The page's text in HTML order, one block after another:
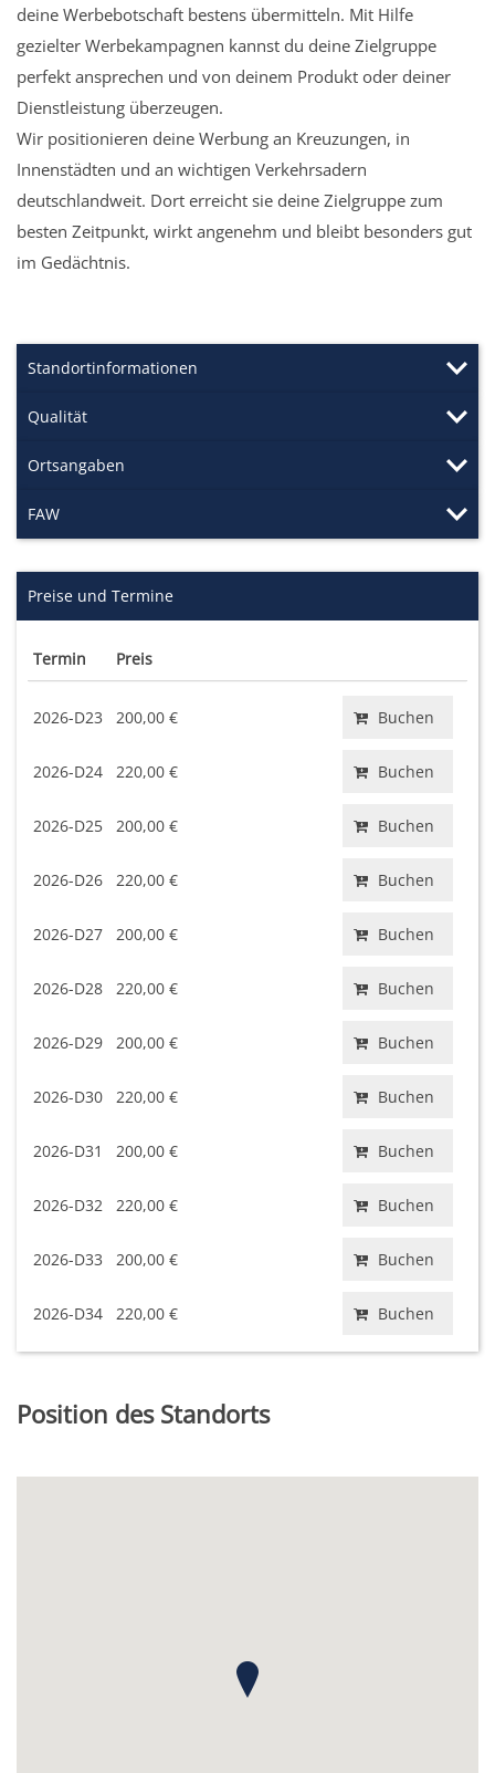
deine Werbebotschaft bestens übermitteln. Mit Hilfe
gezielter Werbekampagnen kannst du deine Zielgruppe
perfekt ansprechen und von deinem Produkt oder deiner
Dienstleistung überzeugen.
Wir positionieren deine Werbung an Kreuzungen, in
Innenstädten und an wichtigen Verkehrsadern
deutschlandweit. Dort erreicht sie deine Zielgruppe zum
besten Zeitpunkt, wirkt angenehm und bleibt besonders gut
im Gedächtnis.
Standortinformationen
Qualität
Ortsangaben
FAW
Preise und Termine
Termin Preis
2026-D23 200,00 € Buchen
2026-D24 220,00 € Buchen
2026-D25 200,00 € Buchen
2026-D26 220,00 € Buchen
2026-D27 200,00 € Buchen
2026-D28 220,00 € Buchen
2026-D29 200,00 € Buchen
2026-D30 220,00 € Buchen
2026-D31 200,00 € Buchen
2026-D32 220,00 € Buchen
2026-D33 200,00 € Buchen
2026-D34 220,00 € Buchen
Position des Standorts